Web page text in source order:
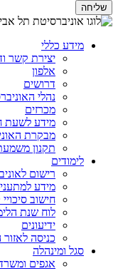
מידע כללי
יצירת קשר
אלפון
דרושים
נהלי
מכרזים
מידע לשעת
מבקרת
תקנון
לימודים
רישום
מידע
חישוב
לוח שנת
ידיעונים
כניסה
סגל ומינהלה
אגפים